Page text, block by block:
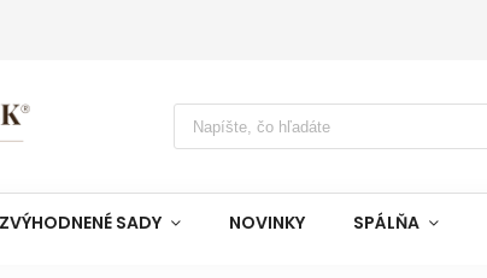
ZVÝHODNENÉ SADY NOVINKY SPÁLŇA